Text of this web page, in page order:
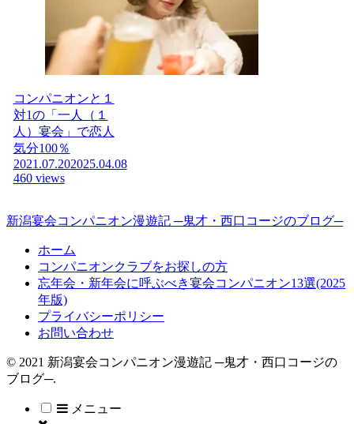
コンパニオンと１
対1の「一人（１
人）宴会」で恋人
気分100％
2021.07.202025.04.08
460 views
新潟宴会コンパニオン漫遊記 ─鬼才・西口コージのブログ─
ホーム
コンパニオンクラブをお探しの方
忘年会・新年会に呼ぶべき宴会コンパニオン13選(2025
年版)
プライバシーポリシー
お問い合わせ
© 2021 新潟宴会コンパニオン漫遊記 ─鬼才・西口コージの
ブログ─.
メニュー